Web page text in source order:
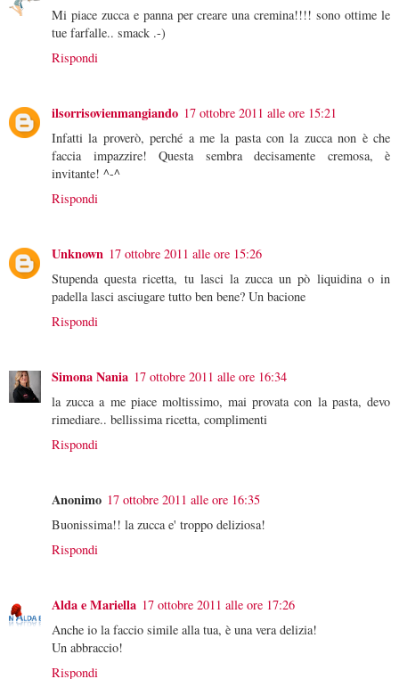
Mi piace zucca e panna per creare una cremina!!!! sono ottime le
tue farfalle.. smack .-)
Rispondi
ilsorrisovienmangiando 17 ottobre 2011 alle ore 15:21
Infatti la proverò, perché a me la pasta con la zucca non è che
faccia impazzire! Questa sembra decisamente cremosa, è
invitante! ^-^
Rispondi
Unknown 17 ottobre 2011 alle ore 15:26
Stupenda questa ricetta, tu lasci la zucca un pò liquidina o in
padella lasci asciugare tutto ben bene? Un bacione
Rispondi
Simona Nania 17 ottobre 2011 alle ore 16:34
la zucca a me piace moltissimo, mai provata con la pasta, devo
rimediare.. bellissima ricetta, complimenti
Rispondi
Anonimo 17 ottobre 2011 alle ore 16:35
Buonissima!! la zucca e' troppo deliziosa!
Rispondi
Alda e Mariella 17 ottobre 2011 alle ore 17:26
Anche io la faccio simile alla tua, è una vera delizia!
Un abbraccio!
Rispondi